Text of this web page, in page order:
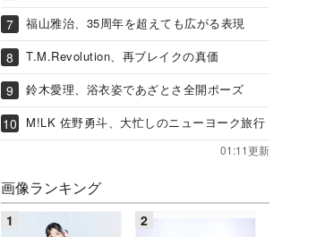
福山雅治、35周年を超えても広がる表現
T.M.Revolution、再ブレイクの真価
鈴木愛理、浴衣姿であざとさ全開ポーズ
M!LK 佐野勇斗、大忙しのニューヨーク旅行
01:11更新
画像ランキング